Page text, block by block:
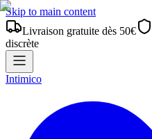
Skip to main content
Livraison gratuite dès 50€
discrète
Intimico